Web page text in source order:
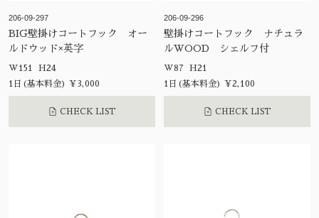
206-09-297
BIG壁掛けコートフック オー
ルドウッド×英字
W151 H24
1日(基本料金) ¥3,000
CHECK LIST
206-09-296
壁掛けコートフック ナチュラ
ルWOOD シェルフ付
W87 H21
1日(基本料金) ¥2,100
CHECK LIST